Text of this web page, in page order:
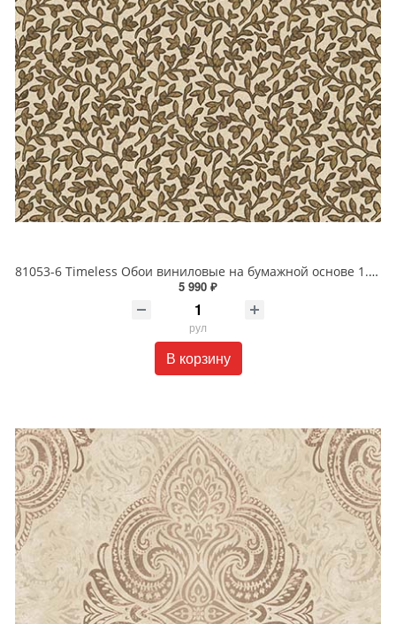
81053-6 Timeless Обои виниловые на бумажной основе 1.06*15.5
5 990 ₽
рул
В корзину